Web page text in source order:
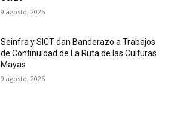
9 agosto, 2026
Seinfra y SICT dan Banderazo a Trabajos
de Continuidad de La Ruta de las Culturas
Mayas
9 agosto, 2026